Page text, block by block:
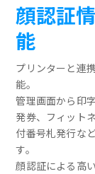
顔認証
能
プリンターと連
能。
管理画面から印
発券、フィット
付番号札発行な
す。
顔認証による高